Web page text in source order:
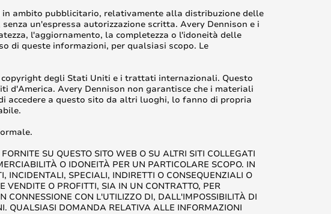
ambito pubblicitario, relativamente alla distribuzione delle
un'espressa autorizzazione scritta. Avery Dennison e i
l'aggiornamento, la completezza o l'idoneità delle
di queste informazioni, per qualsiasi scopo. Le
degli Stati Uniti e i trattati internazionali. Questo
d'America. Avery Dennison non garantisce che i materiali
accedere a questo sito da altri luoghi, lo fanno di propria
SU QUESTO SITO WEB O SU ALTRI SITI COLLEGATI
O IDONEITÀ PER UN PARTICOLARE SCOPO. IN
INCIDENTALI, SPECIALI, INDIRETTI O CONSEQUENZIALI O
O PROFITTI, SIA IN UN CONTRATTO, PER
CONNESSIONE CON L'UTILIZZO DI, DALL'IMPOSSIBILITÀ DI
QUALSIASI DOMANDA RELATIVA ALLE INFORMAZIONI